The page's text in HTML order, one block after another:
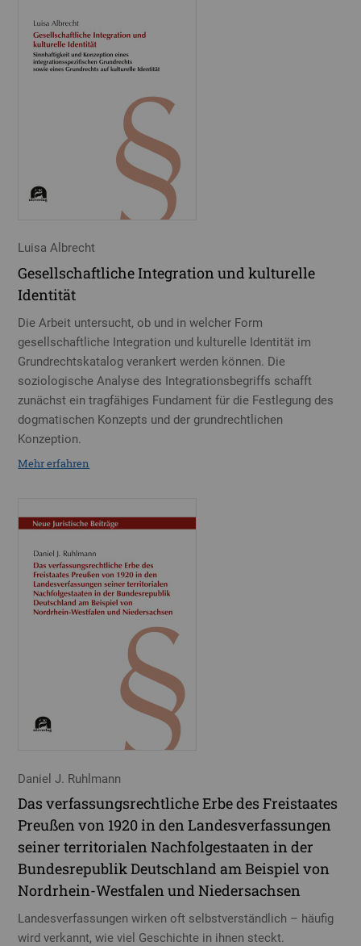
Luisa Albrecht
Gesellschaftliche Integration und kulturelle
Identität
Die Arbeit untersucht, ob und in welcher Form
gesellschaftliche Integration und kulturelle Identität im
Grundrechtskatalog verankert werden können. Die
soziologische Analyse des Integrationsbegriffs schafft
zunächst ein tragfähiges Fundament für die Festlegung des
dogmatischen Konzepts und der grundrechtlichen
Konzeption.
Mehr erfahren
Daniel J. Ruhlmann
Das verfassungsrechtliche Erbe des Freistaates
Preußen von 1920 in den Landesverfassungen
seiner territorialen Nachfolgestaaten in der
Bundesrepublik Deutschland am Beispiel von
Nordrhein-Westfalen und Niedersachsen
Landesverfassungen wirken oft selbstverständlich – häufig
wird verkannt, wie viel Geschichte in ihnen steckt.